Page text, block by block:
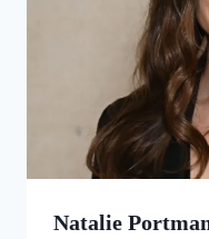
Natalie